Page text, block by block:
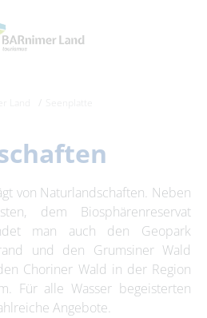
von Naturlandschaften. Neben
dem Biosphärenreservat
man auch den Geopark
und den Grumsiner Wald
Choriner Wald in der Region
Für alle Wasser begeisterten
Angebote.